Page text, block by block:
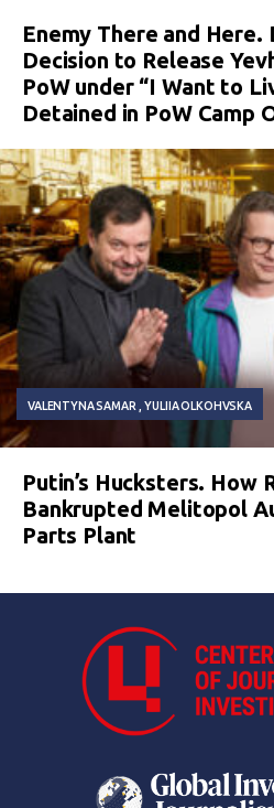
Enemy There and
Decision to Release
PoW under “I Want to
Detained in PoW Camp
VALENTYNA SAMAR YULIIA OLKOHVSKA
Putin’s Hucksters. How
Bankrupted Melitopol
Parts Plant